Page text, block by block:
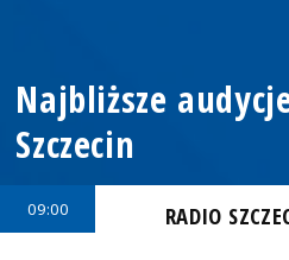
Najbliższe
Szczecin
09:00 RADIO